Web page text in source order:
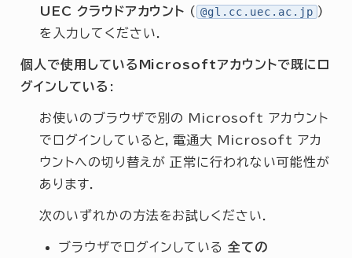
UEC クラウドアカウント ( @gl.cc.uec.ac.jp )
を入力してください．
個人で使用しているMicrosoftアカウントで既にロ
グインしている:
お使いのブラウザで別の Microsoft アカウント
でログインしていると，電通大 Microsoft アカ
ウントへの切り替えが 正常に行われない可能性が
あります．
次のいずれかの方法をお試しください．
ブラウザでログインしている全ての